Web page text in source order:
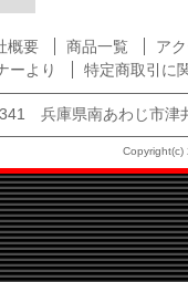
概要 商品一覧
ア
ーより
特定商取引に
兵庫県南あわじ市
Copyright(c)